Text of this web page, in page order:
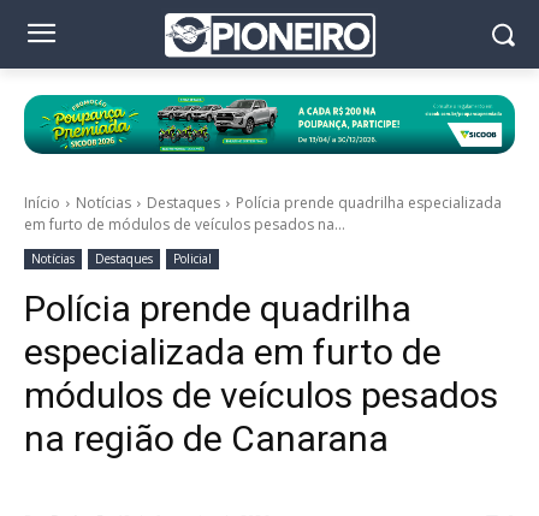
Início Notícias Destaques
Polícia prende quadrilha especializada
em furto de módulos de veículos pesados na...
Notícias Destaques Policial
Polícia prende quadrilha
especializada em furto de
módulos de veículos pesados
na região de Canarana